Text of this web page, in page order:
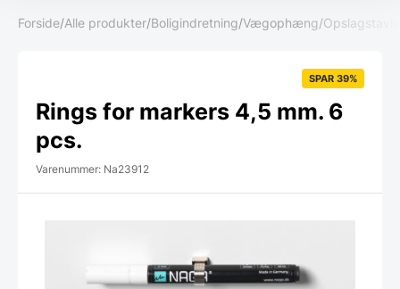
Forside/Alle produkter/Boligindretning/Vægophæng/
SPAR 39%
Rings for markers 4,5 mm. 6
pcs.
Varenummer: Na23912